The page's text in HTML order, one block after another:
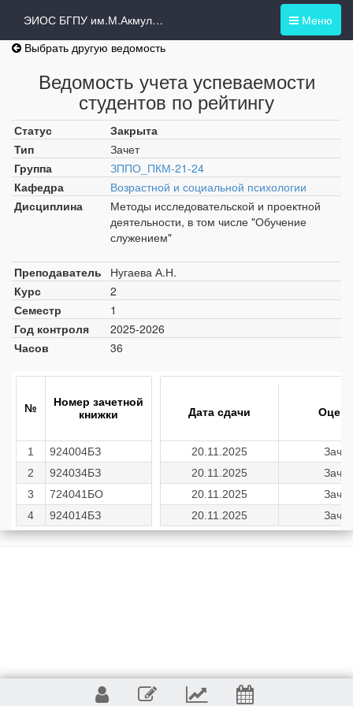
Меню
ЭИОС БГПУ им.М.Акмуллы
Выбрать другую ведомость
Ведомость учета успеваемости
студентов по рейтингу
Статус
Закрыта
Тип
Зачет
Группа
ЗППО_ПКМ-21-24
Кафедра
Возрастной и социальной психологии
Дисциплина
Методы исследовательской и проектной
деятельности, в том числе "Обучение
служением"
Преподаватель
Нугаева А.Н.
Курс
2
Семестр
1
Год контроля
2025-2026
Часов
36
№
Номер зачетной
книжки
1
924004БЗ
2
924034БЗ
3
724041БО
4
924014БЗ
Дата сдачи
20.11.2025
Зачет
20.11.2025
Зачет
20.11.2025
Зачет
20.11.2025
Зачет